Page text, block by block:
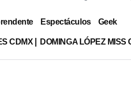
Espectáculos Geek
CDMX DOMINGA LÓPEZ MISS